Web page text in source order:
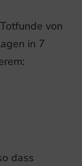
von
in 7
dass